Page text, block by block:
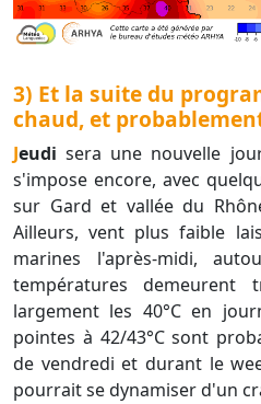
3) Et la suite du
chaud, et
Jeudisera une nouvelle
s'impose encore, avec
sur Gard et vallée du
Ailleurs, vent plus faible
marines l'après-midi,
températures demeurent
largement les 40°C en
pointes à 42/43°C sont
de vendredi et durant le
pourrait se dynamiser d'un